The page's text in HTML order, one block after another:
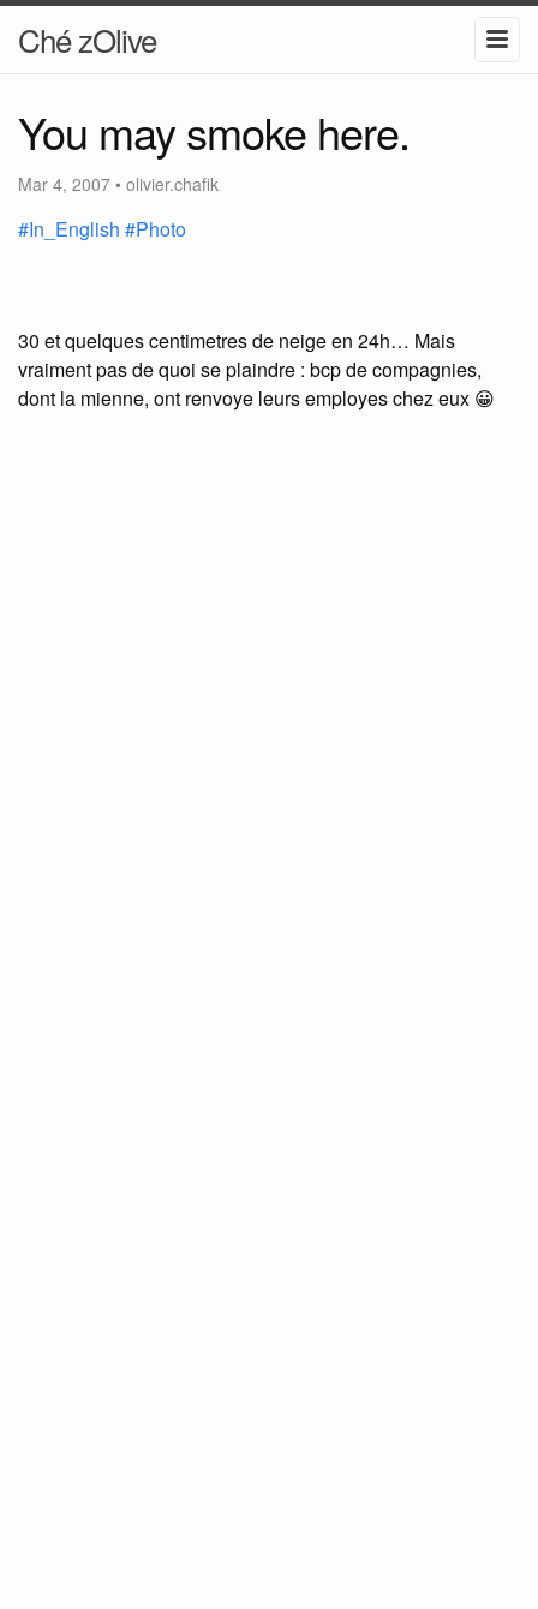
Ché zOlive
You may smoke here.
Mar 4, 2007 • olivier.chafik
#In_English #Photo
30 et quelques centimetres de neige en 24h… Mais
vraiment pas de quoi se plaindre : bcp de compagnies,
dont la mienne, ont renvoye leurs employes chez eux 😀